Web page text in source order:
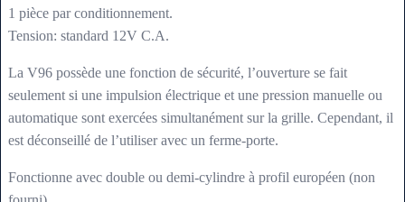
1 pièce par conditionnement.
Tension: standard 12V C.A.
La V96 possède une fonction de sécurité, l’ouverture se fait
seulement si une impulsion électrique et une pression manuelle ou
automatique sont exercées simultanément sur la grille. Cependant, il
est déconseillé de l’utiliser avec un ferme-porte.
Fonctionne avec double ou demi-cylindre à profil européen (non